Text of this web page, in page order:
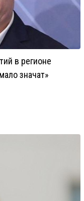
в регионе
значат»